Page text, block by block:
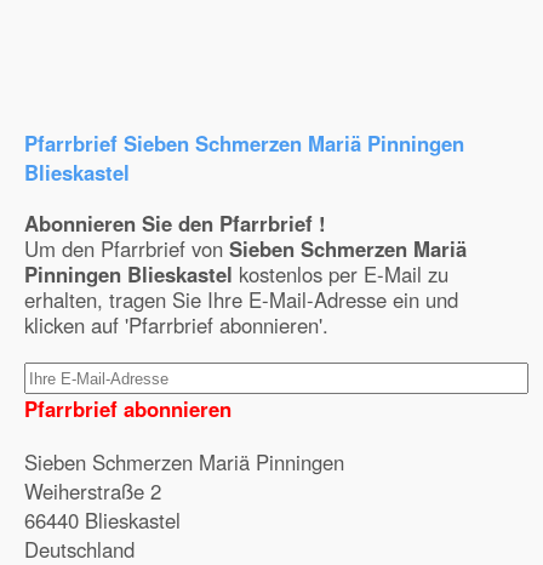
Pfarrbrief Sieben Schmerzen Mariä Pinningen
Blieskastel
Abonnieren Sie den Pfarrbrief !
Um den Pfarrbrief von Sieben Schmerzen Mariä
Pinningen Blieskastel kostenlos per E-Mail zu
erhalten, tragen Sie Ihre E-Mail-Adresse ein und
klicken auf 'Pfarrbrief abonnieren'.
Pfarrbrief abonnieren
Sieben Schmerzen Mariä Pinningen
Weiherstraße 2
66440 Blieskastel
Deutschland